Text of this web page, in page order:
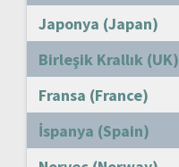
Japonya (Japan)
Birleşik Krallık (UK)
Fransa (France)
İspanya (Spain)